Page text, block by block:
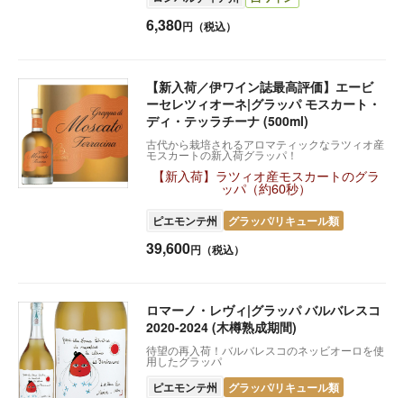
6,380円（税込）
【新入荷／伊ワイン誌最高評価】エービ
ーセレツィオーネ|グラッパ モスカート・
ディ・テッラチーナ (500ml)
古代から栽培されるアロマティックなラツィオ産
モスカートの新入荷グラッパ！
【新入荷】ラツィオ産モスカートのグラ
ッパ（約60秒）
ピエモンテ州 グラッパ/リキュール類
39,600円（税込）
ロマーノ・レヴィ|グラッパ バルバレスコ
2020-2024 (木樽熟成期間)
待望の再入荷！バルバレスコのネッビオーロを使
用したグラッパ
ピエモンテ州 グラッパ/リキュール類